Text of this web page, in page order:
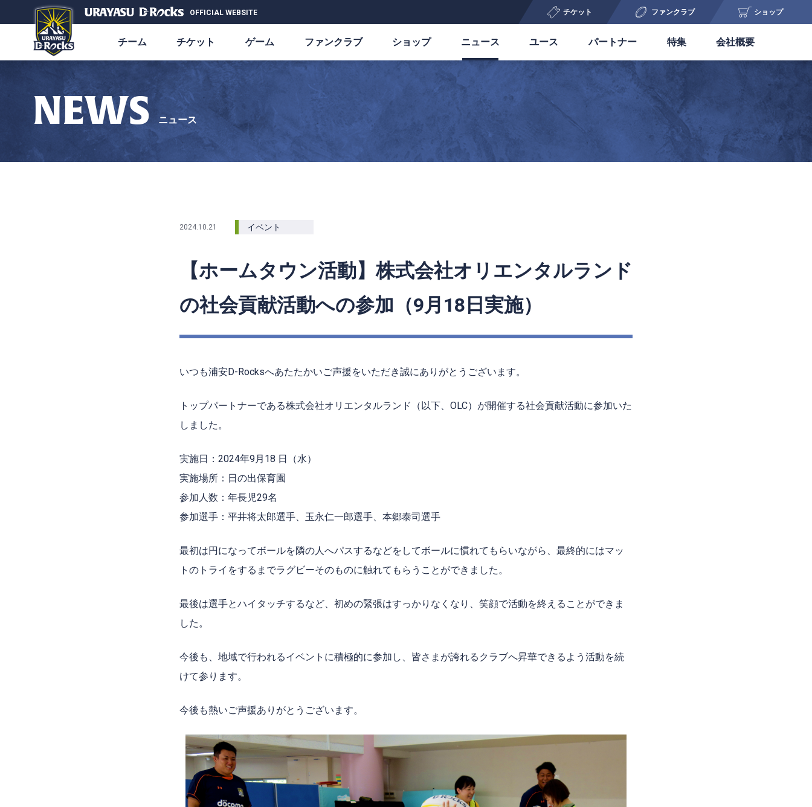
OFFICIAL WEBSITE チケット ファンクラブ ショップ
チーム チケット ゲーム ファンクラブ ショップ ニュース ユース パートナー 特集 会社概要
NEWS ニュース
2024.10.21 イベント
【ホームタウン活動】株式会社オリエンタルランド
の社会貢献活動への参加（9月18日実施）
いつも浦安D-Rocksへあたたかいご声援をいただき誠にありがとうございます。
トップパートナーである株式会社オリエンタルランド（以下、OLC）が開催する社会貢献活動に参加いた
しました。
実施日：2024年9月18 日（水）
実施場所：日の出保育園
参加人数：年長児29名
参加選手：平井将太郎選手、玉永仁一郎選手、本郷泰司選手
最初は円になってボールを隣の人へパスするなどをしてボールに慣れてもらいながら、最終的にはマッ
トのトライをするまでラグビーそのものに触れてもらうことができました。
最後は選手とハイタッチするなど、初めの緊張はすっかりなくなり、笑顔で活動を終えることができま
した。
今後も、地域で行われるイベントに積極的に参加し、皆さまが誇れるクラブへ昇華できるよう活動を続
けて参ります。
今後も熱いご声援ありがとうございます。